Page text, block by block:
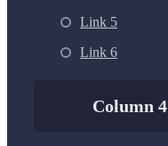
Link 5
Link 6
Column 4